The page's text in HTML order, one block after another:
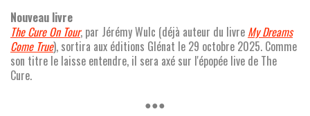
Nouveau livre
The Cure On Tour, par Jérémy Wulc (déjà auteur du livre My Dreams
Come True), sortira aux éditions Glénat le 29 octobre 2025. Comme
son titre le laisse entendre, il sera axé sur l'épopée live de The
Cure.
●●●